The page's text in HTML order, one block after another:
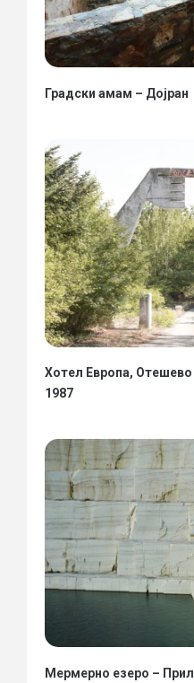
Градски амам – Дојран
Хотел Европа,
1987
Мермерно езеро –